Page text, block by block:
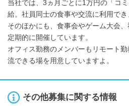
当社では、3ヵ月ごとに1万円の「コ
給。社員同士の食事や交流に利用でき
そのほかにも、食事会やゲーム大会
定期的に開催しています。
オフィス勤務のメンバーもリモート
流できる場を用意していますよ。
その他募集に関する情報